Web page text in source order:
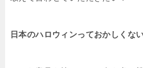
日本のハロウィンっておかしくな